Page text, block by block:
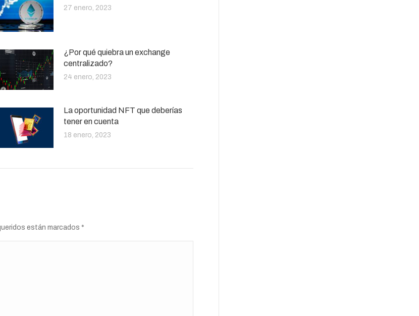
27 enero, 2023
¿Por qué quiebra un exchange
centralizado?
24 enero, 2023
La oportunidad NFT que deberías
tener en cuenta
18 enero, 2023
están marcados *